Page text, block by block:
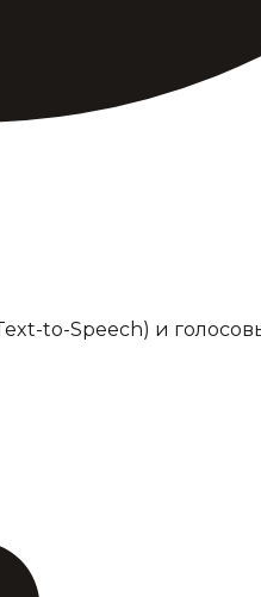
to-Speech) и